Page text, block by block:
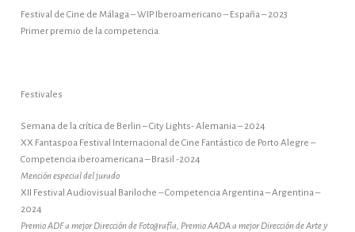
Festival de Cine de Málaga – WIP Iberoamericano – España – 2023
Primer premio de la competencia.
Festivales
Semana de la crítica de Berlin – City Lights- Alemania – 2024
XX Fantaspoa Festival Internacional de Cine Fantástico de Porto Alegre –
Competencia iberoamericana – Brasil -2024
Mención especial del jurado
XII Festival Audiovisual Bariloche – Competencia Argentina – Argentina –
2024
Premio ADF a mejor Dirección de Fotografía, Premio AADA a mejor Dirección de Arte y